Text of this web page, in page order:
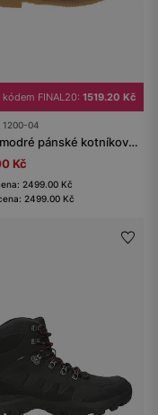
kódem FINAL20: 1519.20 Kč
1200-04
Tmavě modré pánské kotníkové boty chukka
Kč
2499.00 Kč
2499.00 Kč